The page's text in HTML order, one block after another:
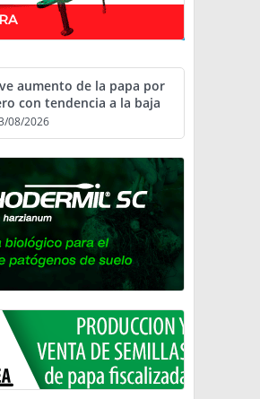
aumento de la papa por
con tendencia a la baja
08/2026